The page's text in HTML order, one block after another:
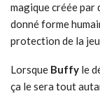
magique créée par
donné forme
protection de la
Lorsque Buffy le
ça le sera tout